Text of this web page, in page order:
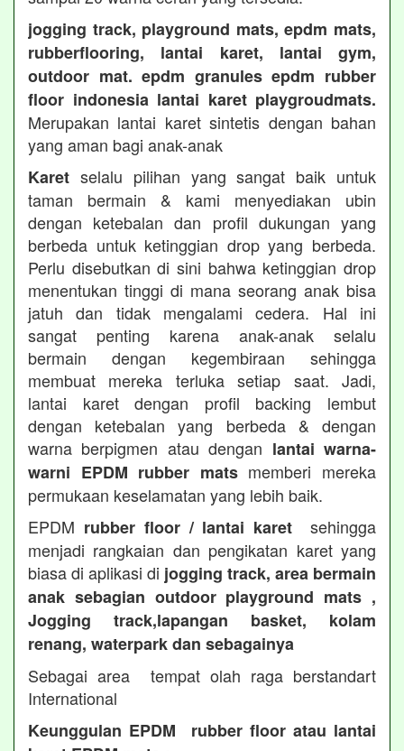
jogging track, playground mats, epdm mats,
rubberflooring, lantai karet, lantai gym,
outdoor mat. epdm granules epdm rubber
floor indonesia lantai karet playgroudmats.
Merupakan lantai karet sintetis dengan bahan
yang aman bagi anak-anak
Karet selalu pilihan yang sangat baik untuk
taman bermain & kami menyediakan ubin
dengan ketebalan dan profil dukungan yang
berbeda untuk ketinggian drop yang berbeda.
Perlu disebutkan di sini bahwa ketinggian drop
menentukan tinggi di mana seorang anak bisa
jatuh dan tidak mengalami cedera. Hal ini
sangat penting karena anak-anak selalu
bermain dengan kegembiraan sehingga
membuat mereka terluka setiap saat. Jadi,
lantai karet dengan profil backing lembut
dengan ketebalan yang berbeda & dengan
warna berpigmen atau dengan lantai warna-
warni EPDM rubber matsmemberi mereka
permukaan keselamatan yang lebih baik.
EPDM rubber floor / lantai karet sehingga
menjadi rangkaian dan pengikatan karet yang
biasa di aplikasi di jogging track, area bermain
anak sebagian outdoor playground mats ,
Jogging track,lapangan basket, kolam
renang, waterpark dan sebagainya
Sebagai area tempat olah raga berstandart
International
Keunggulan EPDM rubber floor atau lantai